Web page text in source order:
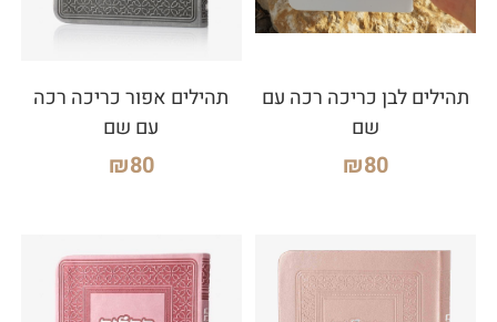
תהילים לבן כריכה רכה עם
שם
₪80
תהילים אפור כריכה רכה
עם שם
₪80